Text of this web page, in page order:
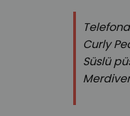
Curly
Süslü